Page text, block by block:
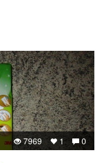
0
1
7969